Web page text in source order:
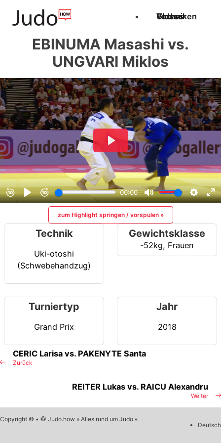
Techniken
Videos
Glossar
EBINUMA Masashi vs.
UNGVARI Miklos
zum Highlight springen / vorspulen »
Technik
Uki-otoshi
(Schwebehandzug)
Gewichtsklasse
-52kg, Frauen
Turniertyp
Grand Prix
Jahr
2018
Zurück
CERIC Larisa vs. PAKENYTE Santa
Weiter
REITER Lukas vs. RAICU Alexandru
Copyright © • 🥋 Judo.how » Alles rund um Judo «
Deutsch